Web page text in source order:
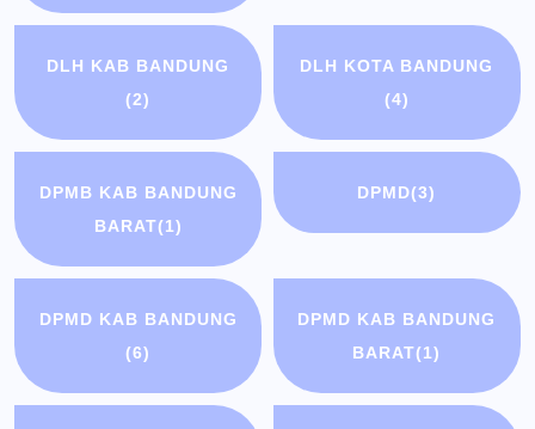
DLH KAB BANDUNG
(2)
DLH KOTA BANDUNG
(4)
DPMB KAB BANDUNG
BARAT(1)
DPMD(3)
DPMD KAB BANDUNG
(6)
DPMD KAB BANDUNG
BARAT(1)